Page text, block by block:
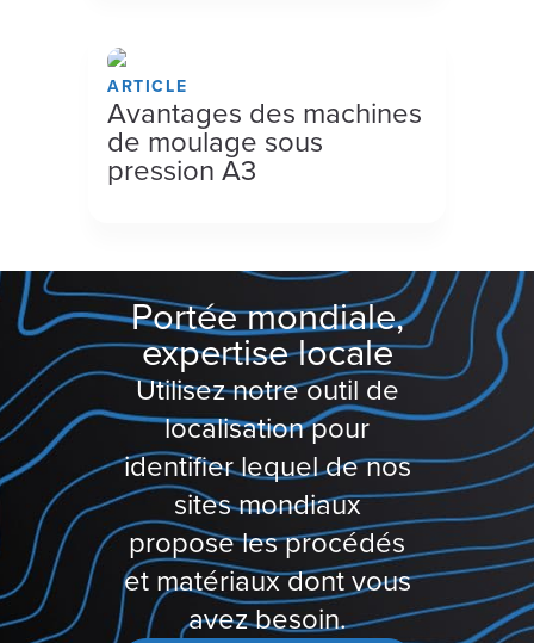
ARTICLE
Avantages des machines
de moulage sous
pression A3
Portée mondiale,
expertise locale
Utilisez notre outil de
localisation pour
identifier lequel de nos
sites mondiaux
propose les procédés
et matériaux dont vous
avez besoin.